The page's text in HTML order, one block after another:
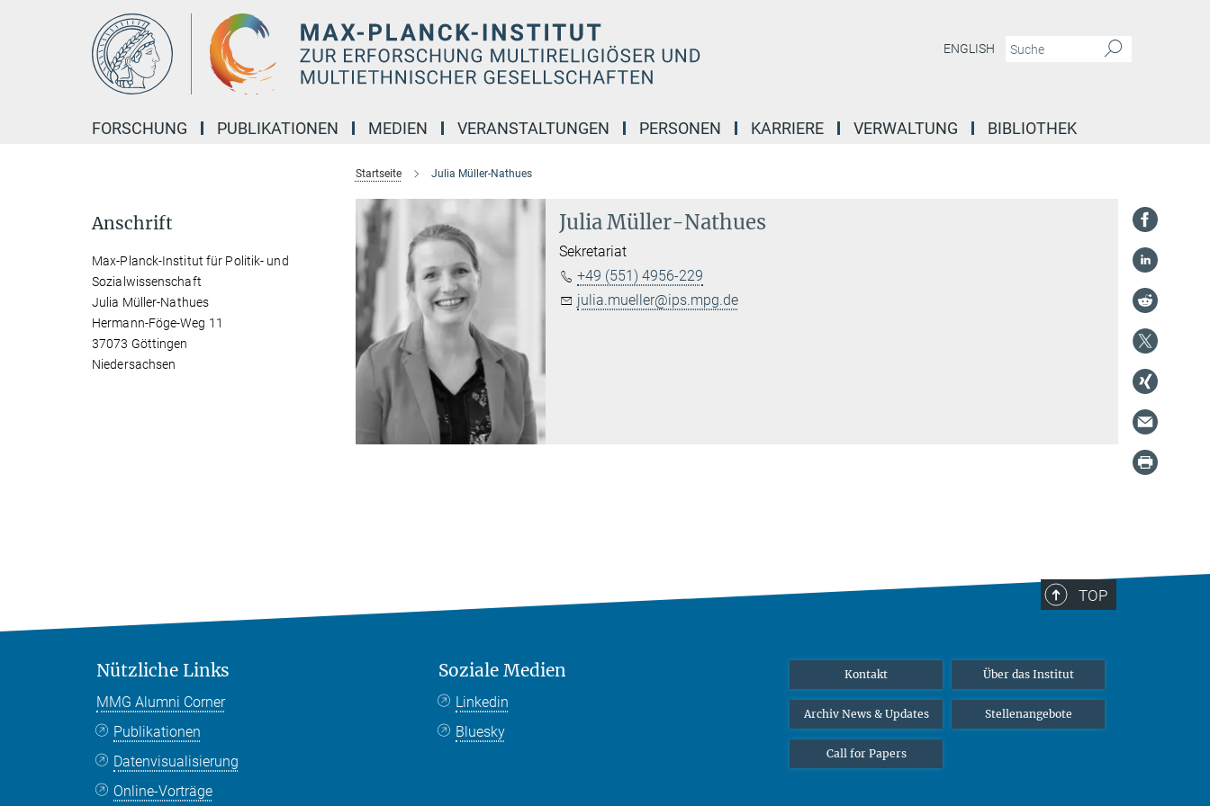
ENGLISH
FORSCHUNG PUBLIKATIONEN MEDIEN VERANSTALTUNGEN PERSONEN KARRIERE VERWALTUNG BIBLIOTHEK
Startseite Julia Müller-Nathues
Julia Müller-Nathues
Sekretariat
+49 (551) 4956-229
julia.mueller@ips.mpg.de
Anschrift
Max-Planck-Institut für Politik- und
Sozialwissenschaft
Julia Müller-Nathues
Hermann-Föge-Weg 11
37073 Göttingen
Niedersachsen
TOP
Nützliche Links
MMG Alumni Corner
Publikationen
Datenvisualisierung
Online-Vorträge
Soziale Medien
Linkedin
Bluesky
Kontakt Über das Institut
Archiv News & Updates Stellenangebote
Call for Papers